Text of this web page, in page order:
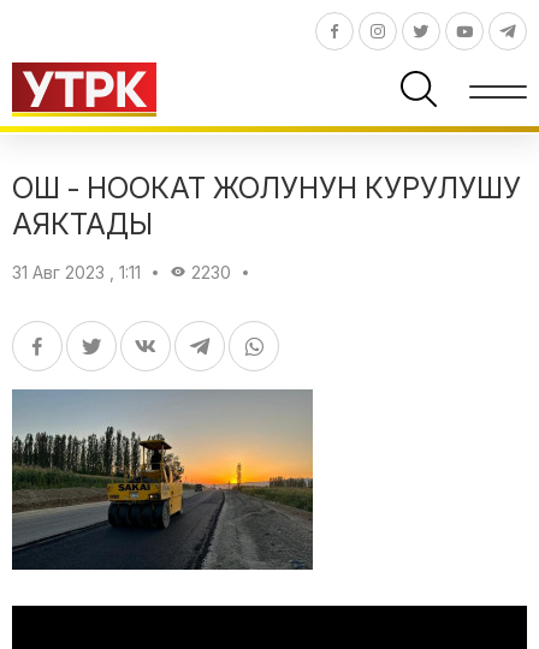
ОШ - НООКАТ ЖОЛУНУН КУРУЛУШУ
АЯКТАДЫ
31 Авг 2023 , 1:11 2230